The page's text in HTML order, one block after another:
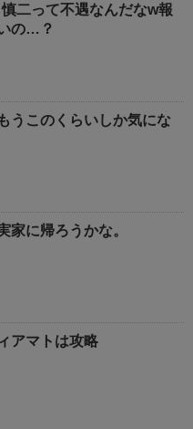
慎二って不遇なんだなw報
の…？
うこのくらいしか気にな
家に帰ろうかな。
アマトは攻略